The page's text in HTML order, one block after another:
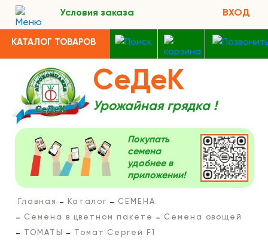
Условия заказа ВХОД
КАТАЛОГ ТОВАРОВ
СеДеК
Урожайная грядка !
Покупать
семена
удобнее в
приложении!
Главная Каталог
СЕМЕНА
Семена в цветном пакете
Семена овощей
ТОМАТЫ
Томат Сергей F1